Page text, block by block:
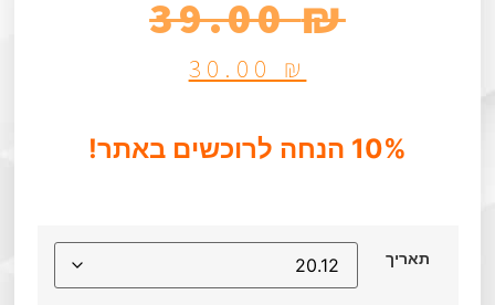
39.00₪
30.00 ₪
10% הנחה לרוכשים באתר!
תאריך